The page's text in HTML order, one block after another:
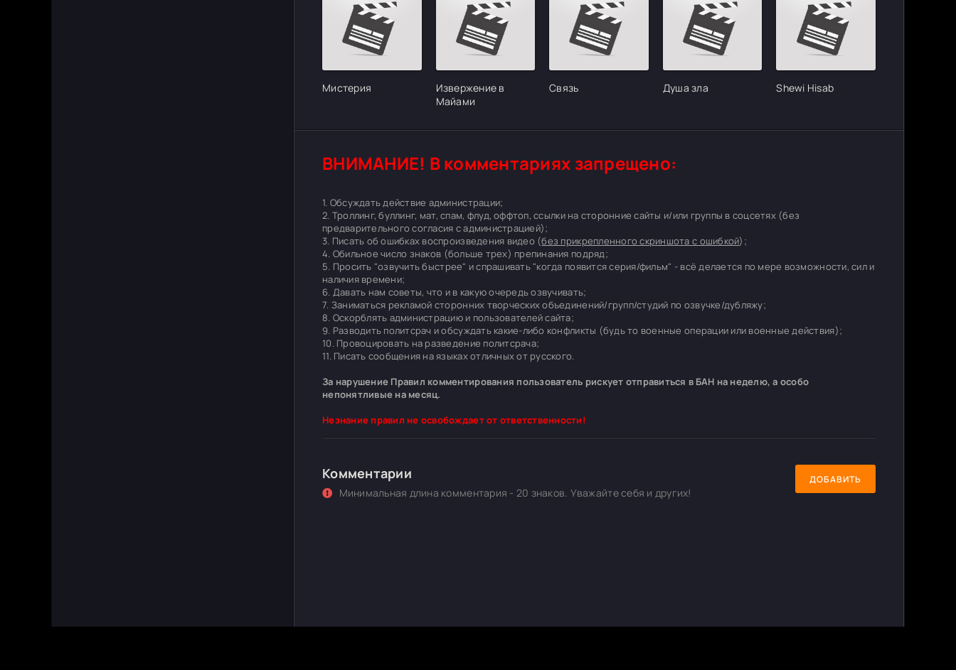
Мистерия
Извержение в
Майами
Связь Душа зла Shewi Hisab
ВНИМАНИЕ! В комментариях запрещено:
1. Обсуждать действие администрации;
2. Троллинг, буллинг, мат, спам, флуд, оффтоп, ссылки на сторонние сайты и/или группы в соцсетях (без
предварительного согласия с администрацией);
3. Писать об ошибках воспроизведения видео (без прикрепленного скриншота с ошибкой);
4. Обильное число знаков (больше трех) препинания подряд;
5. Просить "озвучить быстрее" и спрашивать "когда появится серия/фильм" - всё делается по мере возможности, сил и
наличия времени;
6. Давать нам советы, что и в какую очередь озвучивать;
7. Заниматься рекламой сторонних творческих объединений/групп/студий по озвучке/дубляжу;
8. Оскорблять администрацию и пользователей сайта;
9. Разводить политсрач и обсуждать какие-либо конфликты (будь то военные операции или военные действия);
10. Провоцировать на разведение политсрача;
11. Писать сообщения на языках отличных от русского.
За нарушение Правил комментирования пользователь рискует отправиться в БАН на неделю, а особо
непонятливые на месяц.
Незнание правил не освобождает от ответственности!
Комментарии
Минимальная длина комментария - 20 знаков. Уважайте себя и других!
ДОБАВИТЬ